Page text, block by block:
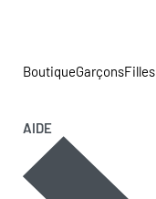
BoutiqueGarçonsFilles
AIDE